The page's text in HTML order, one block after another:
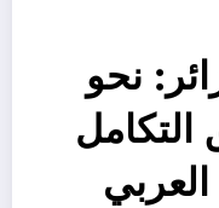
نحو
التكامل